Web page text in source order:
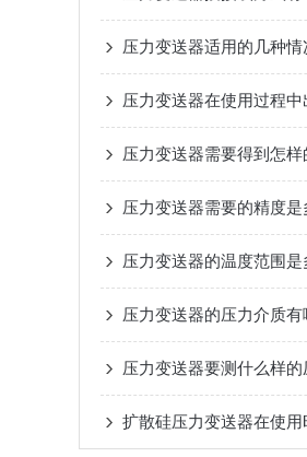
压力变送器适用的几种情
压力变送器需要得到怎
压力变送器需要的精度是
压力变送器的温度范围是
压力变送器的压力介质有
压力变送器要测什么样的